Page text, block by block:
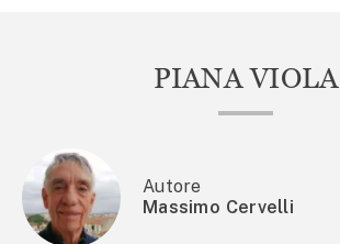
PIANA VIOLA
Autore
Massimo Cervelli